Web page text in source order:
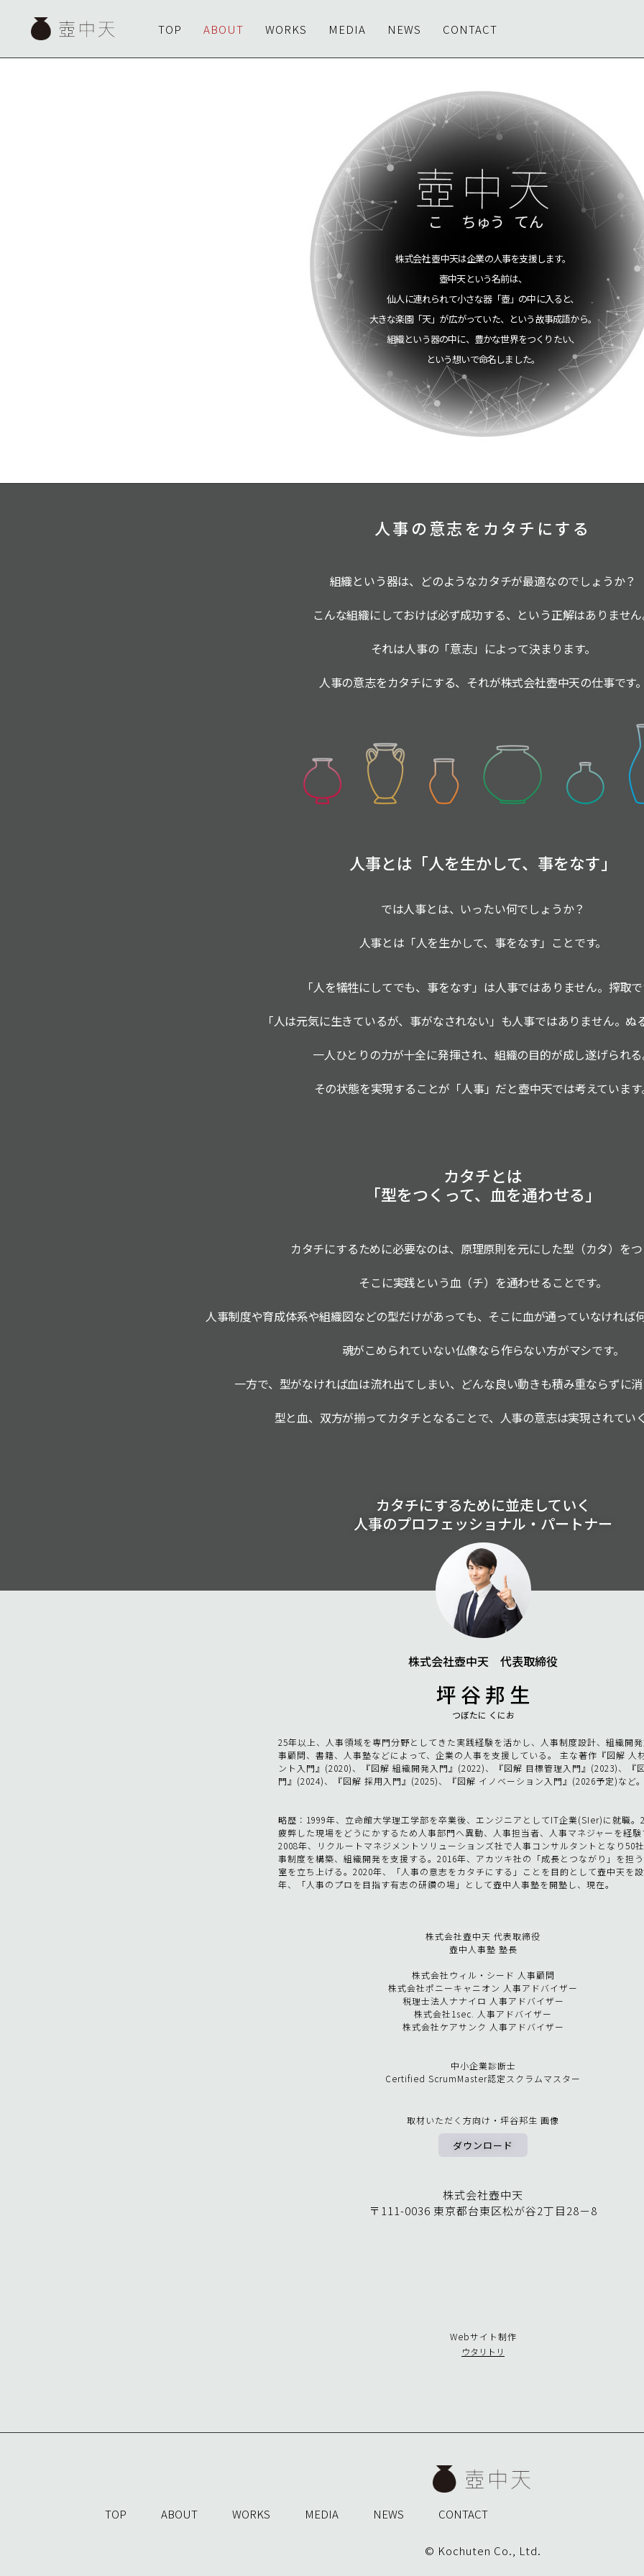
TOP ABOUT WORKS MEDIA NEWS CONTACT
株式会社 壺中天は企業の人事を支援します。
壺中天という名前は、
仙人に連れられて小さな器「壺」の中に入ると、
大きな楽園「天」が広がっていた、という故事成語から。
組織という器の中に、豊かな世界をつくりたい、
という想いで命名しました。
人事の意志をカタチにする
組織という器は、どのようなカタチが最適なのでしょうか？
こんな組織にしておけば必ず成功する、という正解はありませ
それは人事の「意志」によって決まります。
人事の意志をカタチにする、それが株式会社壺中天の仕事です
人事とは「人を生かして、事をなす」
では人事とは、いったい何でしょうか？
人事とは「人を生かして、事をなす」ことです。
「人を犠牲にしてでも、事をなす」は人事ではありません。搾取
「人は元気に生きているが、事がなされない」も人事ではありません。ぬ
一人ひとりの力が十全に発揮され、組織の目的が成し遂げられ
その状態を実現することが「人事」だと壺中天では考えていま
カタチとは
「型をつくって、血を通わせる」
カタチにするために必要なのは、原理原則を元にした型（カタ）を
そこに実践という血（チ）を通わせることです。
人事制度や育成体系や組織図などの型だけがあっても、そこに血が通っていなければ
魂がこめられていない仏像なら作らない方がマシです。
一方で、型がなければ血は流れ出てしまい、どんな良い動きも積み重ならずに
型と血、双方が揃ってカタチとなることで、人事の意志は実現されてい
カタチにするために並走していく
人事のプロフェッショナル・パートナー
株式会社壺中天 代表取締役
坪 谷 邦 生
つぼたに くにお
25年以上、人事領域を専門分野としてきた実践経験を活かし、人事制度設計、組織開
事顧問、書籍、人事塾などによって、企業の人事を支援している。 主な著作『図解 人
ント入門』(2020)、『図解 組織開発入門』(2022)、『図解 目標管理入門』(2023)、『
門』(2024)、『図解 採用入門』(2025)、『図解 イノベーション入門』(2026予定)など
略歴：1999年、立命館大学理工学部を卒業後、エンジニアとしてIT企業(SIer)に就職。
疲弊した現場をどうにかするため人事部門へ異動、人事担当者、人事マネジャーを経
2008年、リクルートマネジメントソリューションズ社で人事コンサルタントとなり50
事制度を構築、組織開発を支援する。2016年、アカツキ社の「成長とつながり」を担
室を立ち上げる。2020年、「人事の意志をカタチにする」ことを目的として壺中天を
年、「人事のプロを目指す有志の研鑽の場」として壺中人事塾を開塾し、現在。
株式会社壺中天 代表取締役
壺中人事塾 塾長
株式会社ウィル・シード 人事顧問
株式会社ポニーキャニオン 人事アドバイザー
税理士法人ナナイロ 人事アドバイザー
株式会社1sec. 人事アドバイザー
株式会社ケアサンク 人事アドバイザー
中小企業診断士
Certified ScrumMaster認定スクラムマスター
取材いただく方向け・坪谷邦生 画像
ダウンロード
株式会社壺中天
〒111-0036 東京都台東区松が谷2丁目28－8
Webサイト制作
ウタリトリ
TOP ABOUT WORKS MEDIA NEWS CONTACT
© Kochuten Co., Ltd.